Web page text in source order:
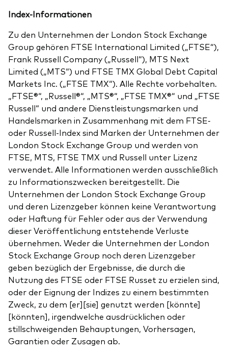
Index-Informationen
Zu den Unternehmen der London Stock Exchange
Group gehören FTSE International Limited („FTSE“),
Frank Russell Company („Russell“), MTS Next
Limited („MTS“) und FTSE TMX Global Debt Capital
Markets Inc. („FTSE TMX“). Alle Rechte vorbehalten.
„FTSE®“, „Russell®“, „MTS®“, „FTSE TMX®“ und „FTSE
Russell“ und andere Dienstleistungsmarken und
Handelsmarken in Zusammenhang mit dem FTSE-
oder Russell-Index sind Marken der Unternehmen der
London Stock Exchange Group und werden von
FTSE, MTS, FTSE TMX und Russell unter Lizenz
verwendet. Alle Informationen werden ausschließlich
zu Informationszwecken bereitgestellt. Die
Unternehmen der London Stock Exchange Group
und deren Lizenzgeber können keine Verantwortung
oder Haftung für Fehler oder aus der Verwendung
dieser Veröffentlichung entstehende Verluste
übernehmen. Weder die Unternehmen der London
Stock Exchange Group noch deren Lizenzgeber
geben bezüglich der Ergebnisse, die durch die
Nutzung des FTSE oder FTSE Russet zu erzielen sind,
oder der Eignung der Indizes zu einem bestimmten
Zweck, zu dem [er][sie] genutzt werden [könnte]
[könnten], irgendwelche ausdrücklichen oder
stillschweigenden Behauptungen, Vorhersagen,
Garantien oder Zusagen ab.